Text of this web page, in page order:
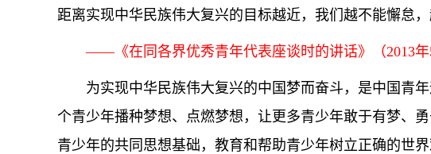
距离实现中华民族伟大复兴的目标越近，我们越不能懈怠
——《在同各界优秀青年代表座谈时的讲话》（2013
为实现中华民族伟大复兴的中国梦而奋斗，是中国青
个青少年播种梦想、点燃梦想，让更多青少年敢于有梦、
青少年的共同思想基础，教育和帮助青少年树立正确的世